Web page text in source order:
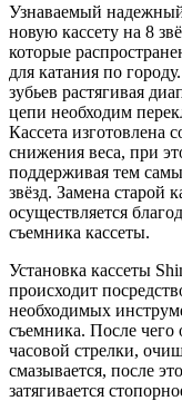
Узнаваемый
новую кассету на 8
которые
для катания по
зубьев растягивая
цепи необходим
Кассета изготовлена
снижения веса, при
поддерживая тем
звёзд. Замена старой
осуществляется
съемника кассеты.
Установка кассеты
происходит
необходимых
съемника. После чего
часовой стрелки,
смазывается, после
затягивается